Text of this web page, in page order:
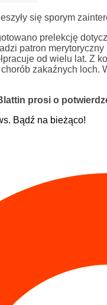
się sporym
prelekcję
patron
od wielu lat. Z
zakaźnych
prosi o
Bądź na bieżąco!